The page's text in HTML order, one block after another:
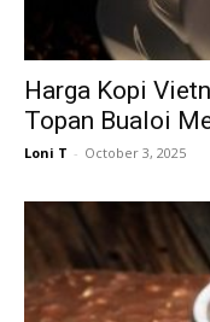
Harga Kopi
Topan Bualoi
Loni T - October 3, 2025